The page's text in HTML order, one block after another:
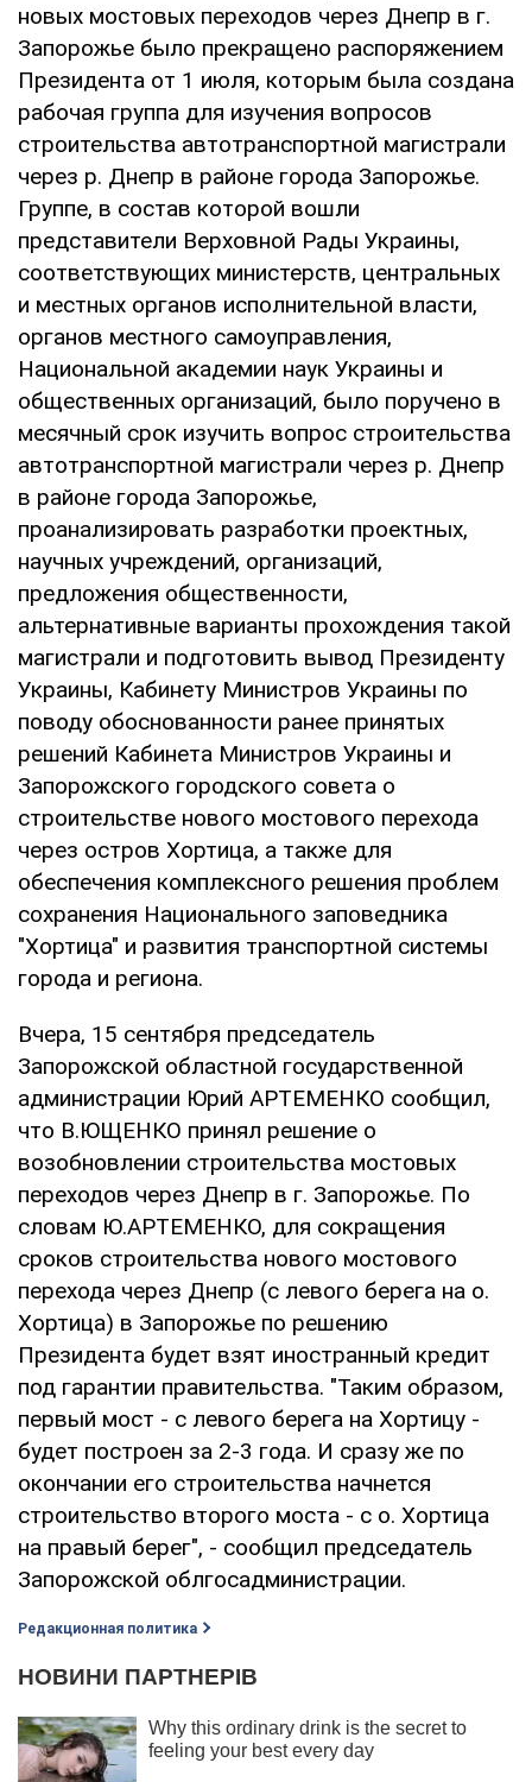
новых мостовых переходов через Днепр в г.
Запорожье было прекращено распоряжением
Президента от 1 июля, которым была создана
рабочая группа для изучения вопросов
строительства автотранспортной магистрали
через р. Днепр в районе города Запорожье.
Группе, в состав которой вошли
представители Верховной Рады Украины,
соответствующих министерств, центральных
и местных органов исполнительной власти,
органов местного самоуправления,
Национальной академии наук Украины и
общественных организаций, было поручено в
месячный срок изучить вопрос строительства
автотранспортной магистрали через р. Днепр
в районе города Запорожье,
проанализировать разработки проектных,
научных учреждений, организаций,
предложения общественности,
альтернативные варианты прохождения такой
магистрали и подготовить вывод Президенту
Украины, Кабинету Министров Украины по
поводу обоснованности ранее принятых
решений Кабинета Министров Украины и
Запорожского городского совета о
строительстве нового мостового перехода
через остров Хортица, а также для
обеспечения комплексного решения проблем
сохранения Национального заповедника
"Хортица" и развития транспортной системы
города и региона.
Вчера, 15 сентября председатель
Запорожской областной государственной
администрации Юрий АРТЕМЕНКО сообщил,
что В.ЮЩЕНКО принял решение о
возобновлении строительства мостовых
переходов через Днепр в г. Запорожье. По
словам Ю.АРТЕМЕНКО, для сокращения
сроков строительства нового мостового
перехода через Днепр (с левого берега на о.
Хортица) в Запорожье по решению
Президента будет взят иностранный кредит
под гарантии правительства. "Таким образом,
первый мост - с левого берега на Хортицу -
будет построен за 2-3 года. И сразу же по
окончании его строительства начнется
строительство второго моста - с о. Хортица
на правый берег", - сообщил председатель
Запорожской облгосадминистрации.
Редакционная политика